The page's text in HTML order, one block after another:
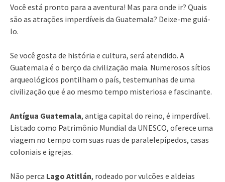
Você está pronto para a aventura! Mas para onde ir? Quais
são as atrações imperdíveis da Guatemala? Deixe-me guiá-
lo.
Se você gosta de história e cultura, será atendido. A
Guatemala é o berço da civilização maia. Numerosos sítios
arqueológicos pontilham o país, testemunhas de uma
civilização que é ao mesmo tempo misteriosa e fascinante.
Antígua Guatemala, antiga capital do reino, é imperdível.
Listado como Patrimônio Mundial da UNESCO, oferece uma
viagem no tempo com suas ruas de paralelepípedos, casas
coloniais e igrejas.
Não perca Lago Atitlán, rodeado por vulcões e aldeias